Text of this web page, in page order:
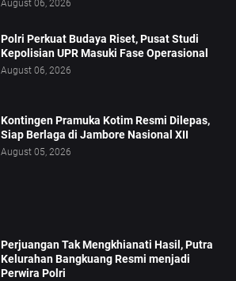
August 06, 2026
Polri Perkuat Budaya Riset, Pusat Studi
Kepolisian UPR Masuki Fase Operasional
August 06, 2026
Kontingen Pramuka Kotim Resmi Dilepas,
Siap Berlaga di Jambore Nasional XII
August 05, 2026
Perjuangan Tak Mengkhianati Hasil, Putra
Kelurahan Bangkuang Resmi menjadi
Perwira Polri